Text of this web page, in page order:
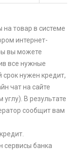
на товар в системе
интернет-
вы можете
все нужные
срок нужен кредит,
чат на сайте
В результате
сообщит вам
сервисы банка